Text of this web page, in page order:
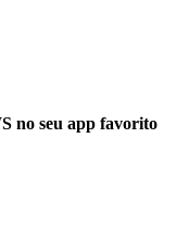
no seu app favorito